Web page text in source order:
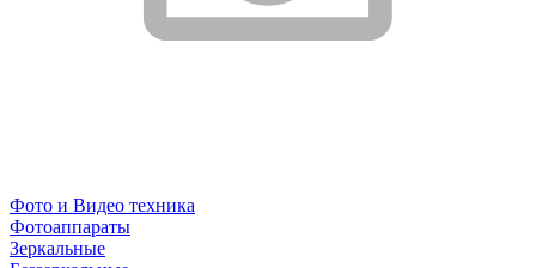
Фото и Видео техника
Фотоаппараты
Зеркальные